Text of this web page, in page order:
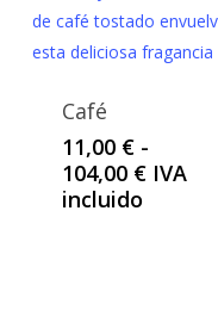
Café
11,00 € -
104,00 €Rango
IVA
incluido